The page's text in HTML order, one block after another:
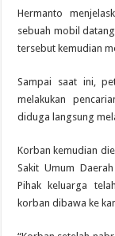
Hermanto
sebuah mobil
tersebut kemudian
Sampai saat ini,
melakukan
diduga langsung
Korban kemudian
Sakit Umum
Pihak keluarga
korban dibawa ke